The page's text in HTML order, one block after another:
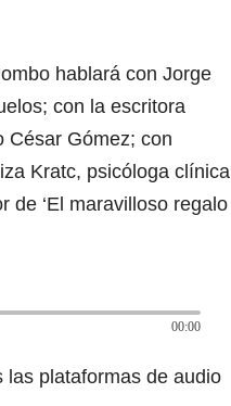
hablará con Jorge
con la escritora
César Gómez; con
Kratc, psicóloga clínica
de ‘El maravilloso regalo
00:00
las plataformas de audio